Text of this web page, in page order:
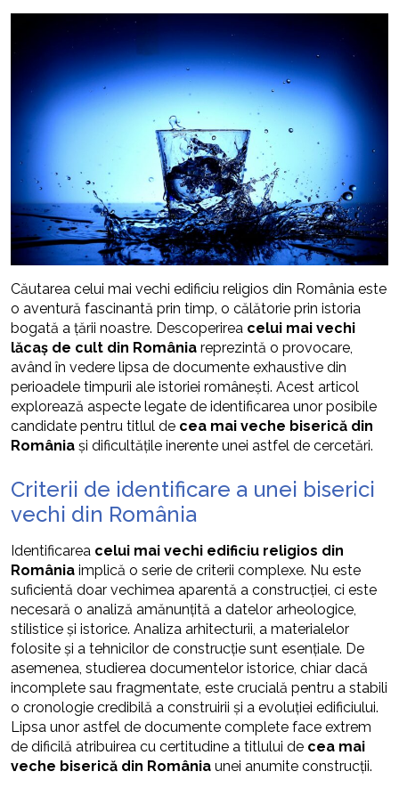
Căutarea celui mai vechi edificiu religios din România este
o aventură fascinantă prin timp, o călătorie prin istoria
bogată a țării noastre. Descoperirea celui mai vechi
lăcaș de cult din România reprezintă o provocare,
având în vedere lipsa de documente exhaustive din
perioadele timpurii ale istoriei românești. Acest articol
explorează aspecte legate de identificarea unor posibile
candidate pentru titlul de cea mai veche biserică din
România și dificultățile inerente unei astfel de cercetări.
Criterii de identificare a unei biserici
vechi din România
Identificarea celui mai vechi edificiu religios din
România implică o serie de criterii complexe. Nu este
suficientă doar vechimea aparentă a construcției, ci este
necesară o analiză amănunțită a datelor arheologice,
stilistice și istorice. Analiza arhitecturii, a materialelor
folosite și a tehnicilor de construcție sunt esențiale. De
asemenea, studierea documentelor istorice, chiar dacă
incomplete sau fragmentate, este crucială pentru a stabili
o cronologie credibilă a construirii și a evoluției edificiului.
Lipsa unor astfel de documente complete face extrem
de dificilă atribuirea cu certitudine a titlului de cea mai
veche biserică din România unei anumite construcții.